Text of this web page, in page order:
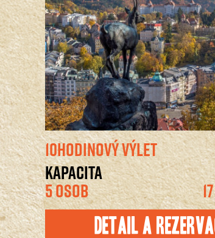
10HODINOVÝ VÝLET
KAPACITA
5 OSOB
Detail a